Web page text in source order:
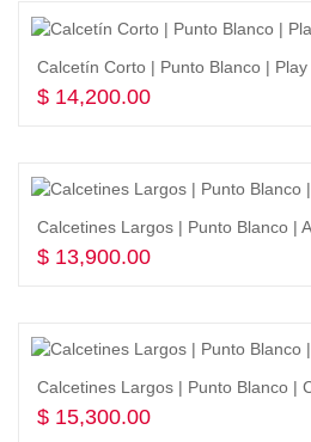
Calcetín Corto | Punto Blanco | Play
$ 14,200.00
Calcetines Largos | Punto Blanco |
$ 13,900.00
Calcetines Largos | Punto Blanco |
$ 15,300.00